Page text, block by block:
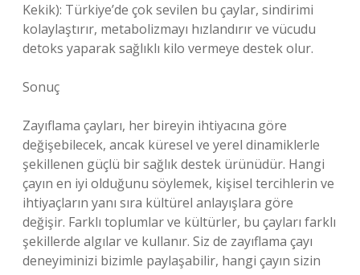
Kekik): Türkiye’de çok sevilen bu çaylar, sindirimi
kolaylaştırır, metabolizmayı hızlandırır ve vücudu
detoks yaparak sağlıklı kilo vermeye destek olur.
Sonuç
Zayıflama çayları, her bireyin ihtiyacına göre
değişebilecek, ancak küresel ve yerel dinamiklerle
şekillenen güçlü bir sağlık destek ürünüdür. Hangi
çayın en iyi olduğunu söylemek, kişisel tercihlerin ve
ihtiyaçların yanı sıra kültürel anlayışlara göre
değişir. Farklı toplumlar ve kültürler, bu çayları farklı
şekillerde algılar ve kullanır. Siz de zayıflama çayı
deneyiminizi bizimle paylaşabilir, hangi çayın sizin